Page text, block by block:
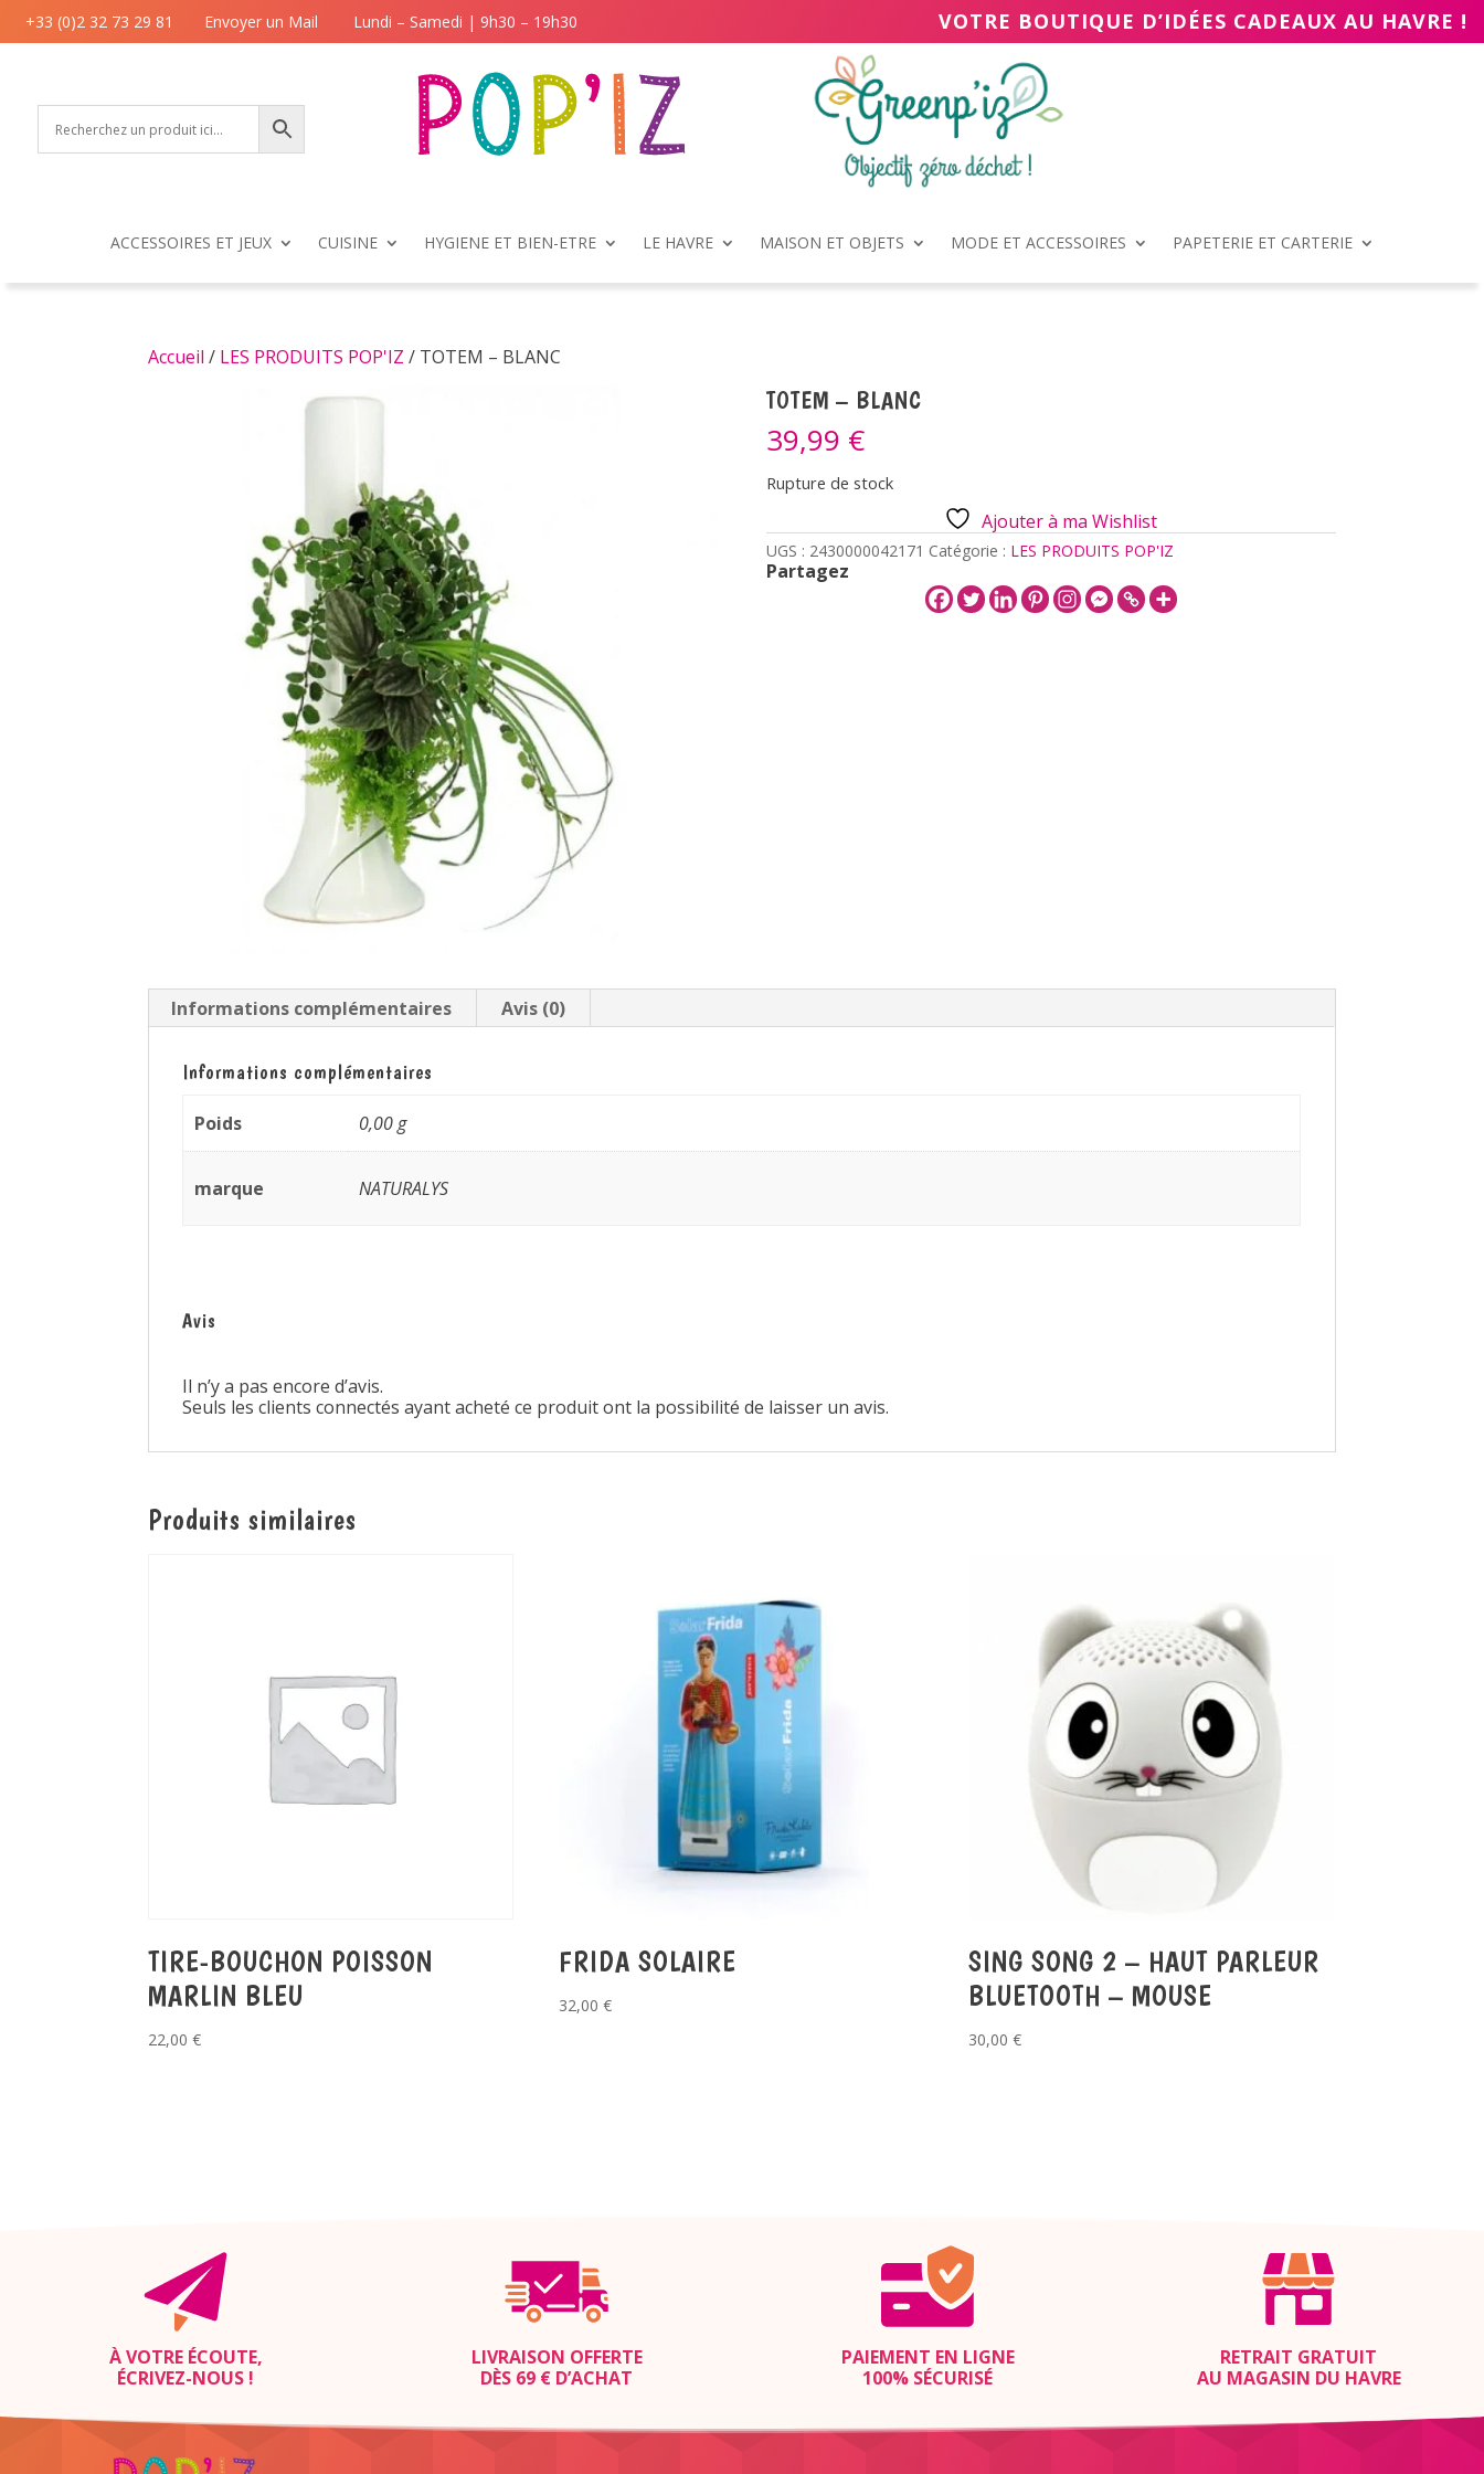
+33 (0)2 32 73 29 81 Envoyer un Mail Lundi – Samedi | 9h30 – 19h30 VOTRE BOUTIQUE D’IDÉES CADEAUX AU HAVRE !
ACCESSOIRES ET JEUX CUISINE HYGIENE ET BIEN-ETRE LE HAVRE MAISON ET OBJETS MODE ET ACCESSOIRES PAPETERIE ET CARTERIE
Accueil / LES PRODUITS POP'IZ / TOTEM – BLANC
TOTEM – BLANC
39,99 €
Rupture de stock
Ajouter à ma Wishlist
UGS : 2430000042171 Catégorie : LES PRODUITS POP'IZ
Partagez
Informations complémentaires Avis (0)
Informations complémentaires
Poids 0,00 g
marque NATURALYS
Avis
Il n’y a pas encore d’avis.
Seuls les clients connectés ayant acheté ce produit ont la possibilité de laisser un avis.
Produits similaires
TIRE-BOUCHON POISSON
MARLIN BLEU
22,00€
FRIDA SOLAIRE
32,00 €
SING SONG 2 – HAUT PARLEUR
BLUETOOTH – MOUSE
30,00€
À VOTRE ÉCOUTE,
ÉCRIVEZ-NOUS !
LIVRAISON OFFERTE
DÈS 69 € D’ACHAT
PAIEMENT EN LIGNE
100% SÉCURISÉ
RETRAIT GRATUIT
AU MAGASIN DU HAVRE